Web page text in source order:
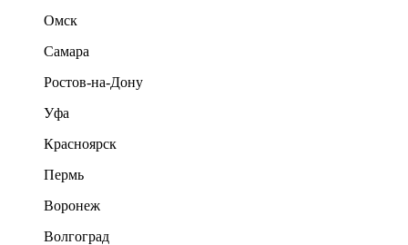
Омск
Самара
Ростов-на-Дону
Уфа
Красноярск
Пермь
Воронеж
Волгоград